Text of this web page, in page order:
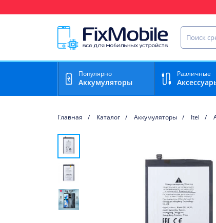
Найти
Популярно
Аккумуляторы
Различные
Главная Каталог Аккумуляторы Itel